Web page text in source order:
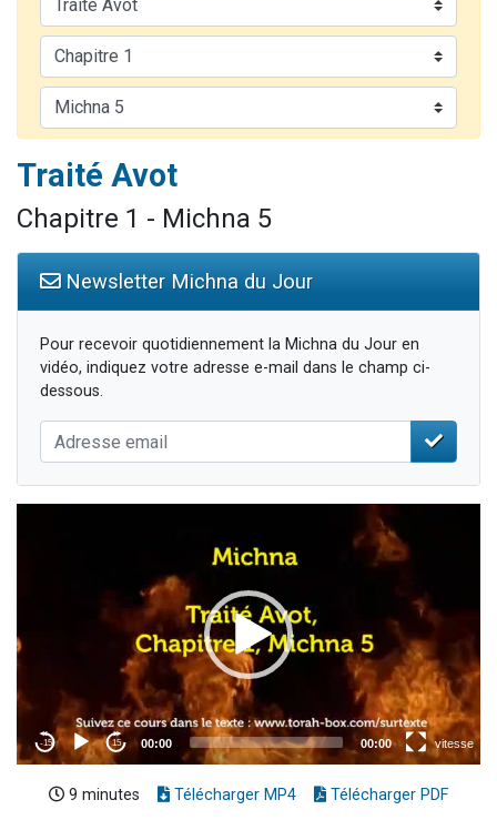
12 nouvelles musiques dans Torah-Box Music
3 personnes viennent de nous rejoindre sur WhatsApp
Traité Avot
Chapitre 1 - Michna 5
Newsletter Michna du Jour
Pour recevoir quotidiennement la Michna du Jour en
vidéo, indiquez votre adresse e-mail dans le champ ci-
dessous.
9 minutes Télécharger MP4 Télécharger PDF